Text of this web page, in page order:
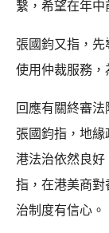
繫，希望在年中
張國鈞又指，
使用仲裁服務，
回應有關終審
張國鈞指，地
港法治依然良
指，在港美商
治制度有信心。